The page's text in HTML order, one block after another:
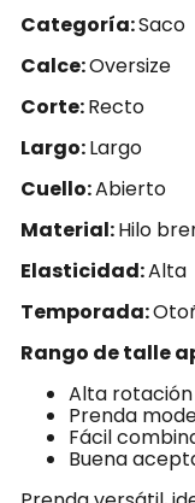
Categoría:Saco
Calce:Oversize
Corte:Recto
Largo:Largo
Cuello:Abierto
Material:Hilo
Elasticidad:Alta
Temporada:
Rango de talle
Alta rotación
Prenda
Fácil
Buena